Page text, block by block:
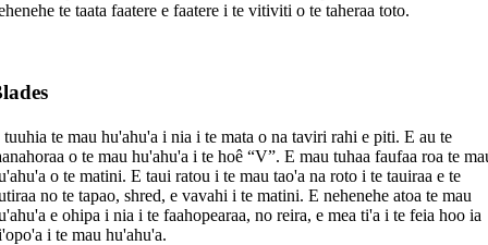
te taata faatere e faatere i te vitiviti o te taheraa toto.
tuuhia te mau hu'ahu'a i nia i te mata o na taviri rahi e piti. E au te
o te mau hu'ahu'a i te hoê “V”. E mau tuhaa faufaa roa te
o te matini. E taui ratou i te mau tao'a na roto i te tauiraa e te
no te tapao, shred, e vavahi i te matini. E nehenehe atoa te mau
e ohipa i nia i te faahopearaa, no reira, e mea ti'a i te feia hoo ia
i te mau hu'ahu'a.